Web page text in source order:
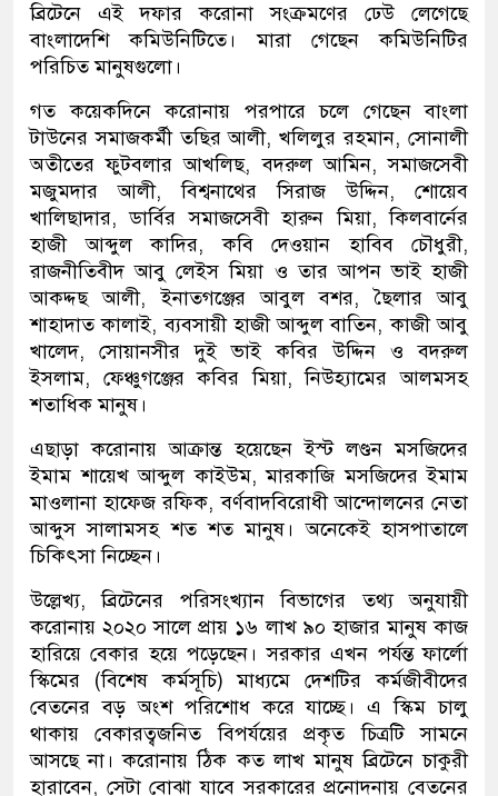
ব্রিটেনে এই দফার করোনা সংক্রমণের ঢেউ লেগেছে
বাংলাদেশি কমিউনিটিতে। মারা গেছেন কমিউনিটির
পরিচিত মানুষগুলো।
গত ক‌য়েক‌দি‌নে ক‌রোনায় পরপারে চলে গেছেন বাংলা
টাউনের সমাজকর্মী তছির আলী, খলিলুর রহমান, সোনালী
অতীতের ফুটবলার আখলিছ, বদরুল আমিন, সমাজসেবী
মজুমদার আলী, বিশ্বনাথের সিরাজ উদ্দিন, শোয়েব
খালিছাদার, ডার্বির সমাজসেবী হারুন মিয়া, কিলবার্নের
হাজী আব্দুল কাদির, কবি দেওয়ান হাবিব চৌধুরী,
রাজনীতিবীদ আবু লেইস মিয়া ও তার আপন ভাই হাজী
আকদ্দছ আলী, ইনাতগঞ্জের আবুল বশর, ছৈলার আবু
শাহাদাত কালাই, ব্যবসায়ী হাজী আব্দুল বাতিন, কাজী আবু
খালেদ, সোয়ানসীর দুই ভাই কবির উদ্দিন ও বদরুল
ইসলাম, ফেঞ্চুগঞ্জের কবির মিয়া, নিউহ্যামের আলমসহ
শতাধিক মানুষ।
এছাড়া করোনায় আক্রান্ত হয়েছেন ইস্ট লণ্ডন মসজিদের
ইমাম শায়েখ আব্দুল কাইউম, মারকাজি মসজিদের ইমাম
মাওলানা হাফেজ রফিক, বর্ণবাদবিরোধী আন্দোলনের নেতা
আব্দুস সালামসহ শত শত মানুষ। অনেকেই হাসপাতালে
চিকিৎসা নিচ্ছেন।
উল্লেখ্য, ‌ব্রিটে‌নের প‌রিসংখ‌্যান বিভা‌গের তথ‌্য অনুযায়ী
ক‌রোনায় ২০২০ সা‌লে প্রায় ১৬ লাখ ৯০ হাজার মানুষ কাজ
হারিয়ে বেকার হয়ে পড়েছেন। স‌রকার এখন পর্যন্ত ফা‌র্লো
স্কি‌মের (বিশেষ কর্মসূচি) মাধ‌্যমে দেশ‌টির কর্মজীব‌ীদের
বেত‌নের বড় অংশ‌ প‌রি‌শোধ ক‌রে যাচ্ছে।‌ এ স্কিম চালু
থাকায় বেকারত্বজ‌নিত বিপর্যয়ের প্রকৃত চিত্রটি সাম‌নে
আসছে না। ক‌রোনায় ঠিক কত লাখ মানুষ ব্রিটে‌নে চাকুরী
হারা‌বেন, সেটা বোঝা যা‌বে সরকারের প্রনোদনায় বেত‌নের